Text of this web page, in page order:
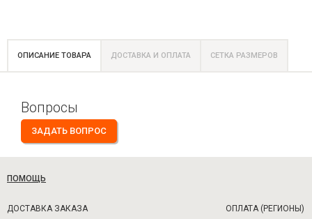
ОПИСАНИЕ ТОВАРА ДОСТАВКА И ОПЛАТА СЕТКА РАЗМЕРОВ
Вопросы
ЗАДАТЬ ВОПРОС
ПОМОЩЬ
ДОСТАВКА ЗАКАЗА ОПЛАТА (РЕГИОНЫ)